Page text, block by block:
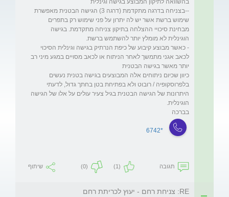
--בצניחה בדרגה מתקדמת (דרגה 3) הגישה הבטנית מאפשרת
שימוש ברשת אשר יש לה יתרון על פני שימוש רק בתפרים
מבחינת סיכויי ההצלחה בתיקון צניחה מתקדמת. בגישה
- כאשר מבוצע קיבוע של כיפת הנרתיק בגישה וגינלית הסיכוי
לכאב אגני מתמשך לאחר הניתוח או לכאב מסויים במגע מיני רב
כיוון שכיום ניתוחים אלה המבוצעים בגישה בטנית נעשים
בלפרוסקופיה / רובוט ולא בפתיחת בטן בחתך גדול, לדעתי
היתרונות של הגישה הבטנית בגיל צעיר עולים על אלו של הגישה
בברכה
*6742
תגובה (1)
(0) שיתוף
RE: צניחת רחם - יעוץ לכריתת רחם